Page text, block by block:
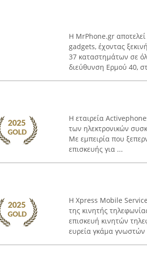
Η MrPhone.gr
gadgets, έχοντας
37 καταστημάτων σε
διεύθυνση Ερμού 40,
Η εταιρεία
των ηλεκτρονικών
Με εμπειρία που
επισκευής για ...
Η Xpress Mobile Service
της κινητής
επισκευή κινητών
ευρεία γκάμα γνωστών